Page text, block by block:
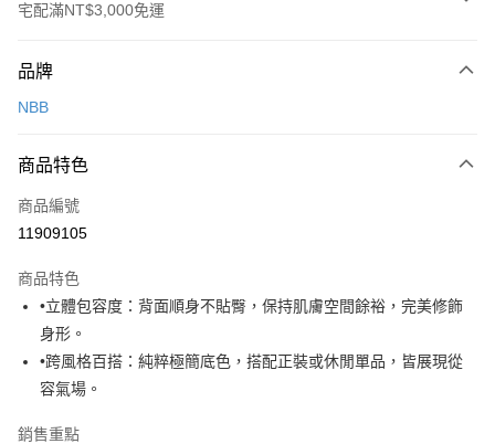
宅配滿NT$3,000免運
信用卡一次付款
黑貓宅急便
每筆NT$140，滿NT$3,000(含以上)免運費
品牌
NBB
商品特色
商品編號
11909105
商品特色
•立體包容度：背面順身不貼臀，保持肌膚空間餘裕，完美修飾
身形。
•跨風格百搭：純粹極簡底色，搭配正裝或休閒單品，皆展現從
容氣場。
銷售重點